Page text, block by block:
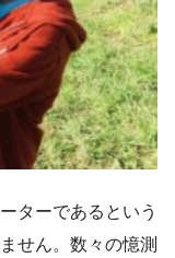
ターであるという
せん。数々の憶測